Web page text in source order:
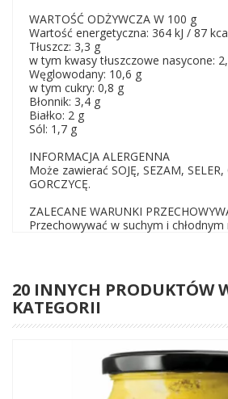
WARTOŚĆ ODŻYWCZA W 100 g
Wartość energetyczna: 364 kJ / 87
Tłuszcz: 3,3 g
w tym kwasy tłuszczowe nasycone:
Węglowodany: 10,6 g
w tym cukry: 0,8 g
Błonnik: 3,4 g
Białko: 2 g
Sól: 1,7 g
INFORMACJA ALERGENNA
Może zawierać SOJĘ, SEZAM, SELER,
GORCZYCĘ.
ZALECANE WARUNKI
Przechowywać w suchym i chłodnym
20 INNYCH PRODUKTÓW
KATEGORII